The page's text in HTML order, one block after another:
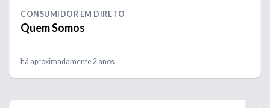
CONSUMIDOR EM DIRETO
Quem Somos
há aproximadamente 2 anos